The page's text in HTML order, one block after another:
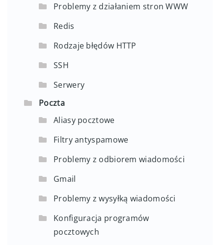
Problemy z działaniem stron WWW
Redis
Rodzaje błędów HTTP
SSH
Serwery
Poczta
Aliasy pocztowe
Filtry antyspamowe
Problemy z odbiorem wiadomości
Gmail
Problemy z wysyłką wiadomości
Konfiguracja programów
pocztowych